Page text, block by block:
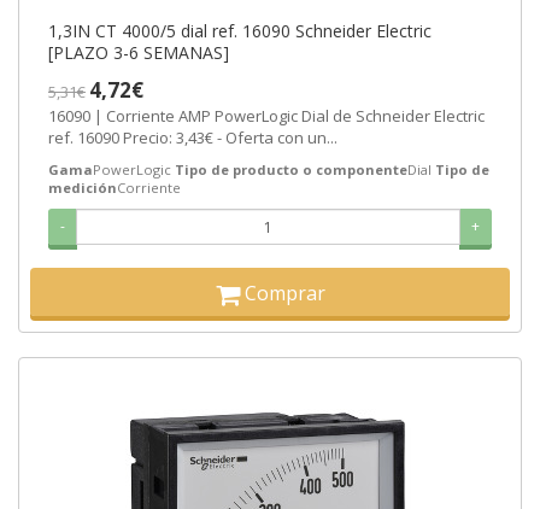
1,3IN CT 4000/5 dial ref. 16090 Schneider Electric
[PLAZO 3-6 SEMANAS]
5,31€ 4,72€
16090 | Corriente AMP PowerLogic Dial de Schneider Electric
ref. 16090 Precio: 3,43€ - Oferta con un...
GamaPowerLogic Tipo de producto o componenteDial Tipo de
mediciónCorriente
- +
Comprar